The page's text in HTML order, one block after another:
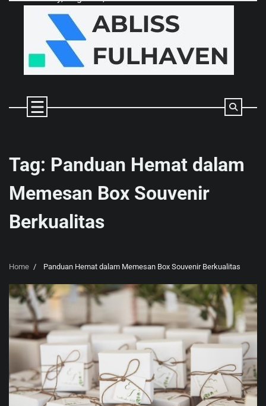
Tag: Panduan Hemat dalam
Memesan Box Souvenir
Berkualitas
Home Panduan Hemat dalam Memesan Box Souvenir Berkualitas